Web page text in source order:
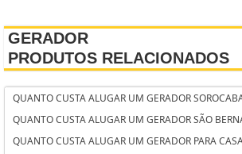
GERADOR
PRODUTOS RELACIONADOS
QUANTO CUSTA ALUGAR UM GERADOR
QUANTO CUSTA ALUGAR UM GERADOR SÃO
QUANTO CUSTA ALUGAR UM GERADOR PARA